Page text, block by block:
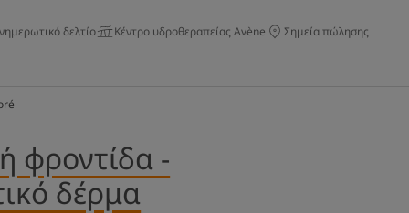
δελτίο Κέντρο υδροθεραπείας Avène Σημεία πώλησης
φροντίδα -
δέρμα